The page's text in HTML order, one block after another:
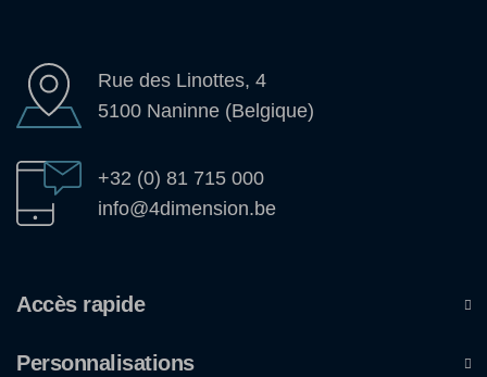
Rue des Linottes, 4
5100 Naninne (Belgique)
+32 (0) 81 715 000
info@4dimension.be
Accès rapide
Personnalisations